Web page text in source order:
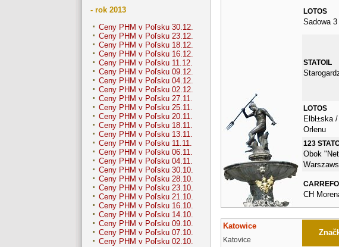
- rok 2013
Ceny PHM v Poľsku 30.12.
Ceny PHM v Poľsku 23.12.
Ceny PHM v Poľsku 18.12.
Ceny PHM v Poľsku 16.12.
Ceny PHM v Poľsku 11.12.
Ceny PHM v Poľsku 09.12.
Ceny PHM v Poľsku 04.12.
Ceny PHM v Poľsku 02.12.
Ceny PHM v Poľsku 27.11.
Ceny PHM v Poľsku 25.11.
Ceny PHM v Poľsku 20.11.
Ceny PHM v Poľsku 18.11.
Ceny PHM v Poľsku 13.11.
Ceny PHM v Poľsku 11.11.
Ceny PHM v Poľsku 06.11.
Ceny PHM v Poľsku 04.11.
Ceny PHM v Poľsku 30.10.
Ceny PHM v Poľsku 28.10.
Ceny PHM v Poľsku 23.10.
Ceny PHM v Poľsku 21.10.
Ceny PHM v Poľsku 16.10.
Ceny PHM v Poľsku 14.10.
Ceny PHM v Poľsku 09.10.
Ceny PHM v Poľsku 07.10.
Ceny PHM v Poľsku 02.10.
LOTOS
Sadowa 3
STATOIL
LOTOS
Elbl±ska
Orlenu
123
Obok
CH
Katowice
Katovice